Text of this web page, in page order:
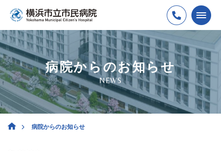
病院からのお知らせ
NEWS
病院からのお知らせ